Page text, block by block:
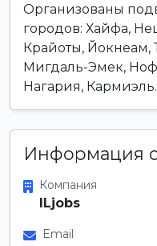
Организованы
городов: Хайфа,
Крайоты, Йокнеам,
Мигдаль-Эмек,
Нагария,
Информация
Компания
ILjobs
Email